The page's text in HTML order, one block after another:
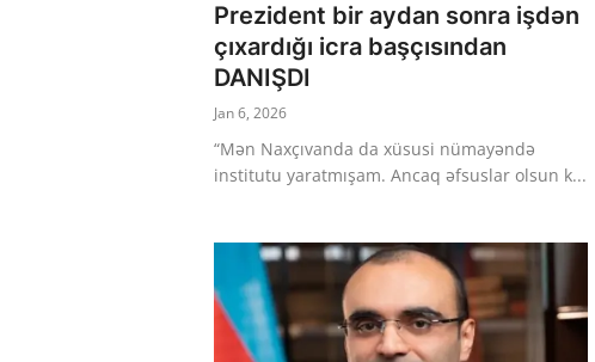
Prezident bir aydan sonra işdən
çıxardığı icra başçısından
DANIŞDI
Jan 6, 2026
“Mən Naxçıvanda da xüsusi nümayəndə
institutu yaratmışam. Ancaq əfsuslar olsun k...